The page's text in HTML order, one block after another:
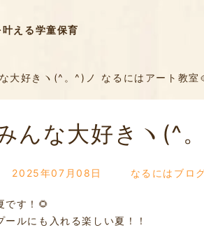
叶える学童保育
大好きヽ(^。^)ノ なるにはアート教室
んな大好きヽ(^
2025年07月08日 なるにはブロ
です！🌻
ールにも入れる楽しい夏！！